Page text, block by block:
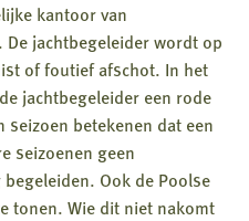
kantoor van
jachtbegeleider wordt op
of foutief afschot. In het
jachtbegeleider een rode
seizoen betekenen dat een
seizoenen geen
Ook de Poolse
tonen. Wie dit niet nakomt